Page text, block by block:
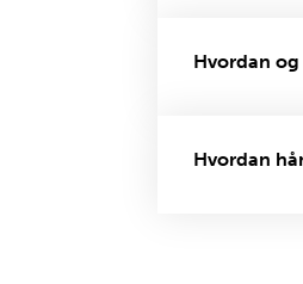
Hvordan
Hvordan